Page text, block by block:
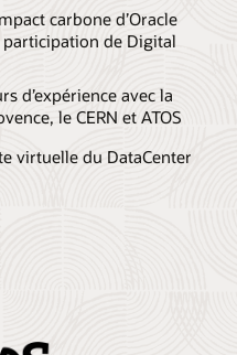
carbone d’Oracle
de Digital
d’expérience avec la
le CERN et ATOS
virtuelle du DataCenter